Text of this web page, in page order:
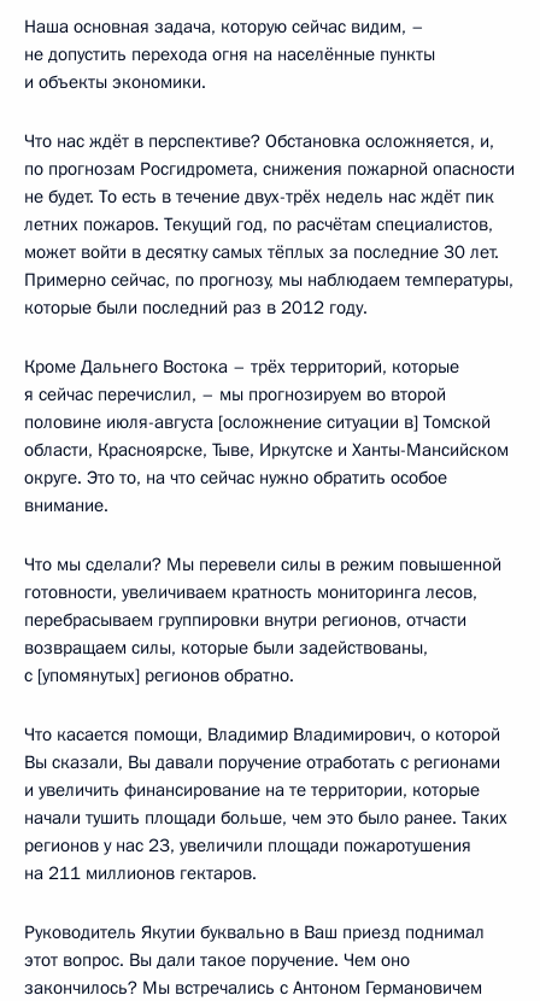
Наша основная задача, которую сейчас видим, –
не допустить перехода огня на населённые пункты
и объекты экономики.
Что нас ждёт в перспективе? Обстановка осложняется, и,
по прогнозам Росгидромета, снижения пожарной опасности
не будет. То есть в течение двух-трёх недель нас ждёт пик
летних пожаров. Текущий год, по расчётам специалистов,
может войти в десятку самых тёплых за последние 30 лет.
Примерно сейчас, по прогнозу, мы наблюдаем температуры,
которые были последний раз в 2012 году.
Кроме Дальнего Востока – трёх территорий, которые
я сейчас перечислил, – мы прогнозируем во второй
половине июля-августа [осложнение ситуации в] Томской
области, Красноярске, Тыве, Иркутске и Ханты-Мансийском
округе. Это то, на что сейчас нужно обратить особое
внимание.
Что мы сделали? Мы перевели силы в режим повышенной
готовности, увеличиваем кратность мониторинга лесов,
перебрасываем группировки внутри регионов, отчасти
возвращаем силы, которые были задействованы,
с [упомянутых] регионов обратно.
Что касается помощи, Владимир Владимирович, о которой
Вы сказали, Вы давали поручение отработать с регионами
и увеличить финансирование на те территории, которые
начали тушить площади больше, чем это было ранее. Таких
регионов у нас 23, увеличили площади пожаротушения
на 211 миллионов гектаров.
Руководитель Якутии буквально в Ваш приезд поднимал
этот вопрос. Вы дали такое поручение. Чем оно
закончилось? Мы встречались с Антоном Германовичем